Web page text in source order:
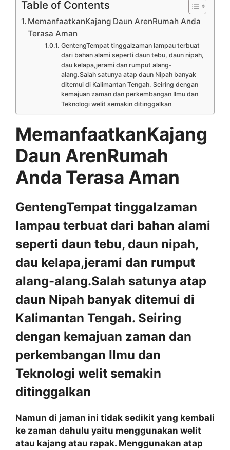
Table of Contents
MemanfaatkanKajang Daun ArenRumah Anda
Terasa Aman
GentengTempat tinggalzaman lampau terbuat
dari bahan alami seperti daun tebu, daun nipah,
dau kelapa,jerami dan rumput alang-
alang.Salah satunya atap daun Nipah banyak
ditemui di Kalimantan Tengah. Seiring dengan
kemajuan zaman dan perkembangan Ilmu dan
Teknologi welit semakin ditinggalkan
MemanfaatkanKajang
Daun ArenRumah
Anda Terasa Aman
GentengTempat tinggalzaman
lampau terbuat dari bahan alami
seperti daun tebu, daun nipah,
dau kelapa,jerami dan rumput
alang-alang.Salah satunya atap
daun Nipah banyak ditemui di
Kalimantan Tengah. Seiring
dengan kemajuan zaman dan
perkembangan Ilmu dan
Teknologi welit semakin
ditinggalkan
Namun di jaman ini tidak sedikit yang kembali
ke zaman dahulu yaitu menggunakan welit
atau kajang atau rapak. Menggunakan atap